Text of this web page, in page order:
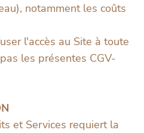
notamment les coûts
l'accès au Site à toute
les présentes CGV-
et Services requiert la